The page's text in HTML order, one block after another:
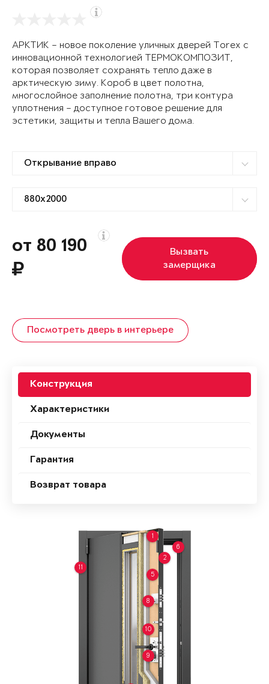
АРКТИК – новое поколение уличных дверей Torex с
инновационной технологией ТЕРМОКОМПОЗИТ,
которая позволяет сохранять тепло даже в
арктическую зиму. Короб в цвет полотна,
многослойное заполнение полотна, три контура
уплотнения – доступное готовое решение для
эстетики, защиты и тепла Вашего дома.
от 80 190
Вызвать
замерщика
Посмотреть дверь в интерьере
Конструкция
Характеристики
Документы
Гарантия
Возврат товара
1
2
5
6
8
9
10
11